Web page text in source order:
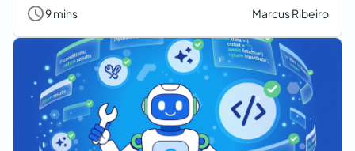
9 mins Marcus Ribeiro